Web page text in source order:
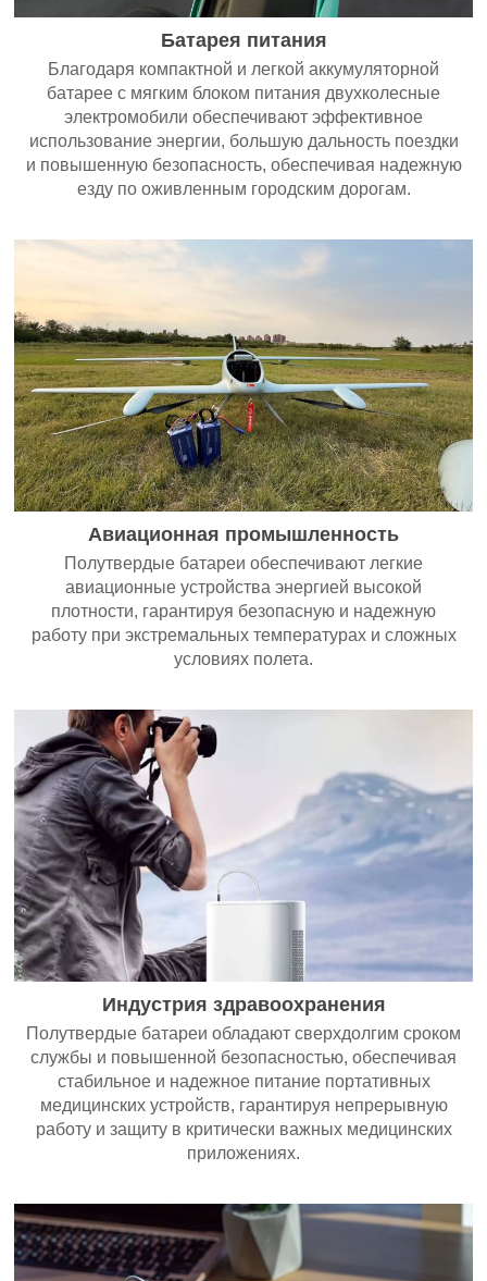
Батарея питания
Благодаря компактной и легкой аккумуляторной
батарее с мягким блоком питания двухколесные
электромобили обеспечивают эффективное
использование энергии, большую дальность поездки
и повышенную безопасность, обеспечивая надежную
езду по оживленным городским дорогам.
Авиационная промышленность
Полутвердые батареи обеспечивают легкие
авиационные устройства энергией высокой
плотности, гарантируя безопасную и надежную
работу при экстремальных температурах и сложных
условиях полета.
Индустрия здравоохранения
Полутвердые батареи обладают сверхдолгим сроком
службы и повышенной безопасностью, обеспечивая
стабильное и надежное питание портативных
медицинских устройств, гарантируя непрерывную
работу и защиту в критически важных медицинских
приложениях.